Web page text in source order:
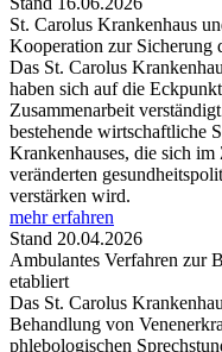
St. Carolus Krankenhaus
Kooperation zur Sicherung
Das St. Carolus
haben sich auf die
Zusammenarbeit
bestehende wirtschaftliche
Krankenhauses, die sich
veränderten
verstärken wird.
mehr erfahren
Stand 20.04.2026
Ambulantes Verfahren zur
etabliert
Das St. Carolus
Behandlung von
phlebologischen